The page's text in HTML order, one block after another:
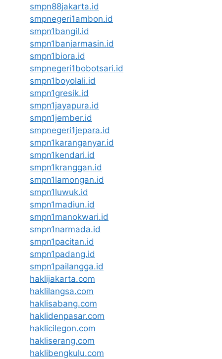
smpn88jakarta.id
smpnegeri1ambon.id
smpn1bangil.id
smpn1banjarmasin.id
smpn1biora.id
smpnegeri1bobotsari.id
smpn1boyolali.id
smpn1gresik.id
smpn1jayapura.id
smpn1jember.id
smpnegeri1jepara.id
smpn1karanganyar.id
smpn1kendari.id
smpn1kranggan.id
smpn1lamongan.id
smpn1luwuk.id
smpn1madiun.id
smpn1manokwari.id
smpn1narmada.id
smpn1pacitan.id
smpn1padang.id
smpn1pailangga.id
haklijakarta.com
haklilangsa.com
haklisabang.com
haklidenpasar.com
haklicilegon.com
hakliserang.com
haklibengkulu.com